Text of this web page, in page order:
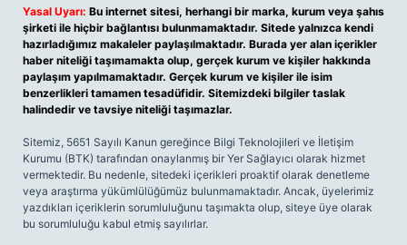
Yasal Uyarı: Bu internet sitesi, herhangi bir marka, kurum veya şahıs
şirketi ile hiçbir bağlantısı bulunmamaktadır. Sitede yalnızca kendi
hazırladığımız makaleler paylaşılmaktadır. Burada yer alan içerikler
haber niteliği taşımamakta olup, gerçek kurum ve kişiler hakkında
paylaşım yapılmamaktadır. Gerçek kurum ve kişiler ile isim
benzerlikleri tamamen tesadüfidir. Sitemizdeki bilgiler taslak
halindedir ve tavsiye niteliği taşımazlar.
Sitemiz, 5651 Sayılı Kanun gereğince Bilgi Teknolojileri ve İletişim
Kurumu (BTK) tarafından onaylanmış bir Yer Sağlayıcı olarak hizmet
vermektedir. Bu nedenle, sitedeki içerikleri proaktif olarak denetleme
veya araştırma yükümlülüğümüz bulunmamaktadır. Ancak, üyelerimiz
yazdıkları içeriklerin sorumluluğunu taşımakta olup, siteye üye olarak
bu sorumluluğu kabul etmiş sayılırlar.